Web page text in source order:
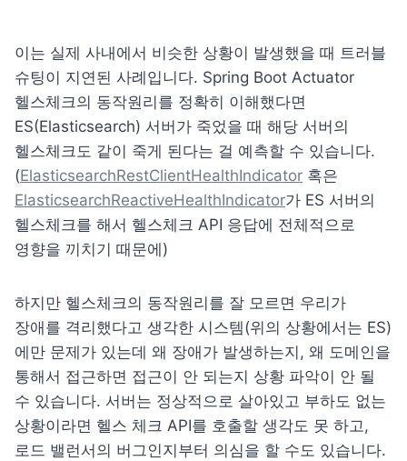
이는 실제 사내에서 비슷한 상황이 발생했을 때 트러블
슈팅이 지연된 사례입니다. Spring Boot Actuator
헬스체크의 동작원리를 정확히 이해했다면
ES(Elasticsearch) 서버가 죽었을 때 해당 서버의
헬스체크도 같이 죽게 된다는 걸 예측할 수 있습니다.
(ElasticsearchRestClientHealthIndicator
ElasticsearchReactiveHealthIndicator가 ES 서버의
헬스체크를 해서 헬스체크 API 응답에 전체적으로
영향을 끼치기 때문에)
하지만 헬스체크의 동작원리를 잘 모르면 우리가
장애를 격리했다고 생각한 시스템(위의 상황에서는 ES)
에만 문제가 있는데 왜 장애가 발생하는지, 왜 도메인을
통해서 접근하면 접근이 안 되는지 상황 파악이 안 될
수 있습니다. 서버는 정상적으로 살아있고 부하도 없는
상황이라면 헬스 체크 API를 호출할 생각도 못 하고,
로드 밸런서의 버그인지부터 의심을 할 수도 있습니다.